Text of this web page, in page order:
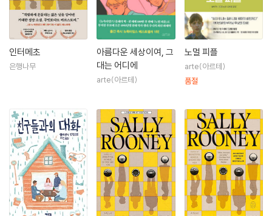
인터메초
은행나무
아름다운 세상이여, 그
대는 어디에
arte(아르테)
노멀 피플
arte(아르테)
품절